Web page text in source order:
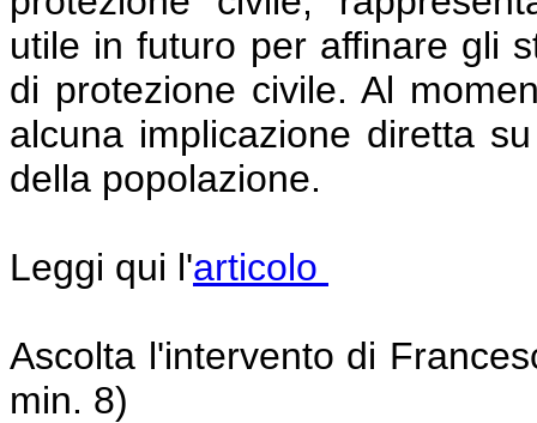
utile in futuro per affinare gli
di protezione civile. Al
alcuna implicazione diretta
della popolazione.
Leggi qui l'articolo
Ascolta l'intervento di
min. 8)